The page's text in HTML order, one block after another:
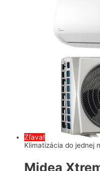
Zľava!
Klimatizácia do jednej
Midea